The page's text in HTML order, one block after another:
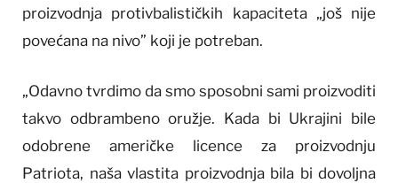
proizvodnja protivbalističkih kapaciteta „još nije
povećana na nivo” koji je potreban.
„Odavno tvrdimo da smo sposobni sami proizvoditi
takvo odbrambeno oružje. Kada bi Ukrajini bile
odobrene američke licence za proizvodnju
Patriota, naša vlastita proizvodnja bila bi dovoljna